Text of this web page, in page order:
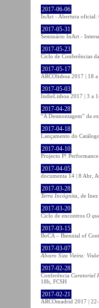
2017-06-06
InArt - Abertura oficial:
2017-05-31
Seminário InArt -
2017-05-23
Ciclo de Conferências
2017-05-17
ARCOlisboa 2017 | 18
2017-05-03
IndieLisboa 2017 | 3 a
2017-04-28
“A Desmontagem” da
2017-04-18
Lançamento do
2017-04-10
Projecto P!
2017-04-05
documenta 14 | 8 Abr,
2017-03-28
Terra Incógnita , de
2017-03-20
Ciclo de encontros O
2017-03-15
BoCA – Biennial of
2017-03-07
Álvaro Siza Vieira:
2017-02-28
Conferência Curatorial
18h, FCSH
2017-02-21
ARCOmadrid 2017 |